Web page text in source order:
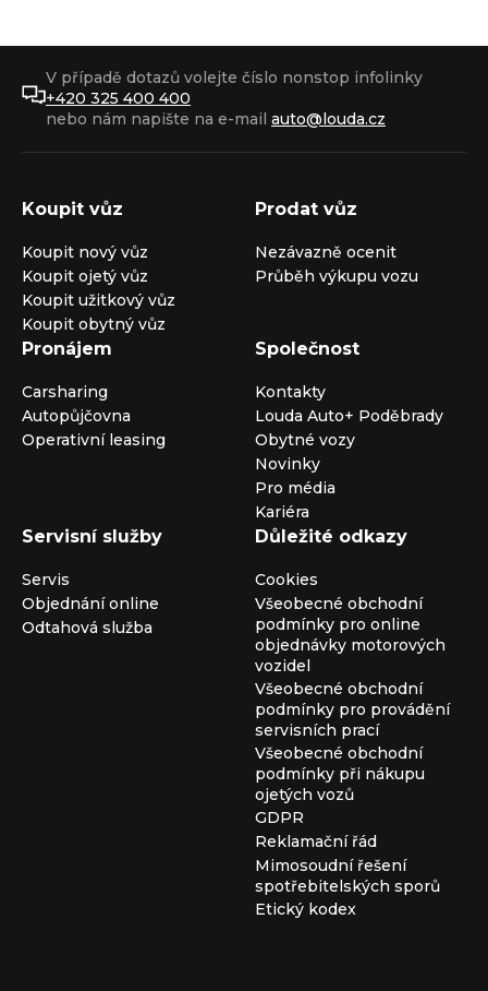
V případě dotazů volejte číslo nonstop infolinky
+420 325 400 400
nebo nám napište na e-mail auto@louda.cz
Koupit vůz
Koupit nový vůz
Koupit ojetý vůz
Koupit užitkový vůz
Koupit obytný vůz
Prodat vůz
Nezávazně ocenit
Průběh výkupu vozu
Pronájem
Carsharing
Autopůjčovna
Operativní leasing
Společnost
Kontakty
Louda Auto+ Poděbrady
Obytné vozy
Novinky
Pro média
Kariéra
Servisní služby
Servis
Objednání online
Odtahová služba
Důležité odkazy
Cookies
Všeobecné obchodní
podmínky pro online
objednávky motorových
vozidel
Všeobecné obchodní
podmínky pro provádění
servisních prací
Všeobecné obchodní
podmínky při nákupu
ojetých vozů
GDPR
Reklamační řád
Mimosoudní řešení
spotřebitelských sporů
Etický kodex